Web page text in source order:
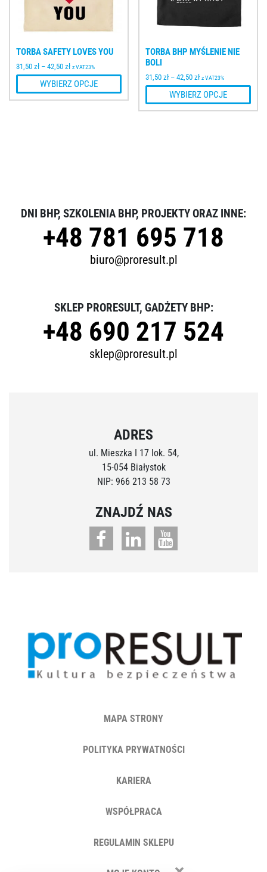
TORBA SAFETY LOVES YOU
31,50 zł – 42,50 zł z VAT23%
WYBIERZ OPCJE
TORBA BHP MYŚLENIE NIE
BOLI
31,50zł – 42,50zł z VAT23%
WYBIERZ OPCJE
DNI BHP, SZKOLENIA BHP, PROJEKTY ORAZ INNE:
+48 781 695 718
biuro@proresult.pl
SKLEP PRORESULT, GADŻETY BHP:
+48 690 217 524
sklep@proresult.pl
ADRES
ul. Mieszka I 17 lok. 54,
15-054 Białystok
NIP: 966 213 58 73
ZNAJDŹ NAS
MAPA STRONY
POLITYKA PRYWATNOŚCI
KARIERA
WSPÓŁPRACA
REGULAMIN SKLEPU